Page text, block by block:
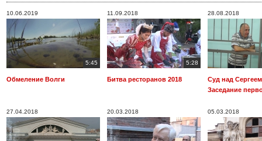
10.06.2019
5:45
Обмеление Волги
11.09.2018
5:28
Битва ресторанов 2018
28.08.2018
Суд над
Заседание
27.04.2018 20.03.2018 05.03.2018